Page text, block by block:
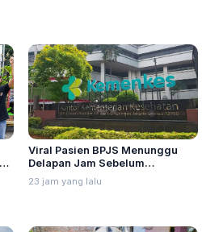
Viral Pasien BPJS Menunggu
Delapan Jam Sebelum
Meninggal, Ini Penjelasan
Kemenkes
23 jam yang lalu